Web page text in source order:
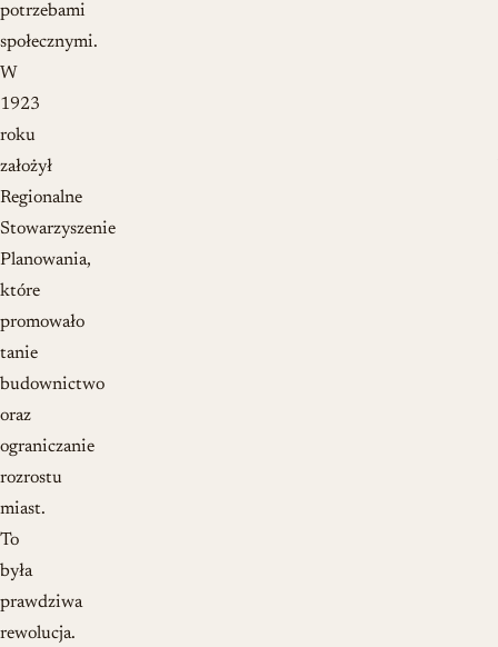
potrzebami
społecznymi.
W
1923
roku
założył
Regionalne
Stowarzyszenie
Planowania,
które
promowało
tanie
budownictwo
oraz
ograniczanie
rozrostu
miast.
To
była
prawdziwa
rewolucja.